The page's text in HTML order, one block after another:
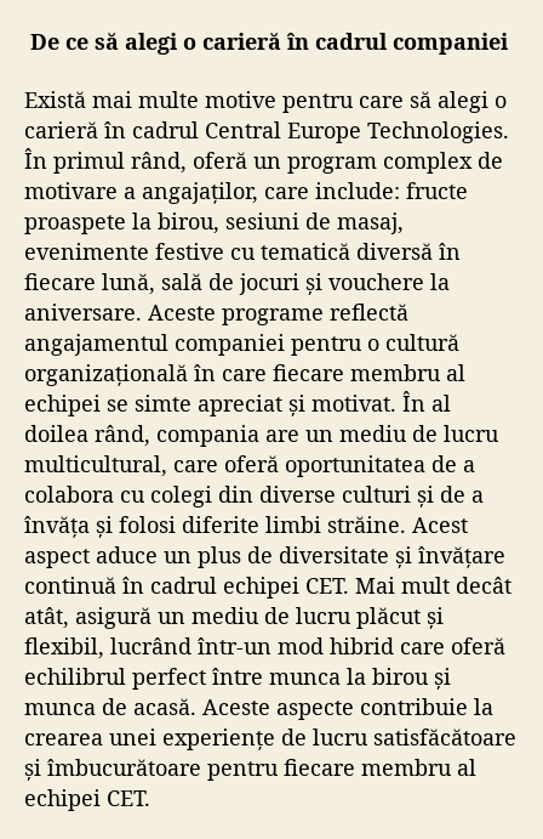
De ce să alegi o carieră în cadrul companiei
Există mai multe motive pentru care să alegi o
carieră în cadrul Central Europe Technologies.
În primul rând, oferă un program complex de
motivare a angajaților, care include: fructe
proaspete la birou, sesiuni de masaj,
evenimente festive cu tematică diversă în
fiecare lună, sală de jocuri și vouchere la
aniversare. Aceste programe reflectă
angajamentul companiei pentru o cultură
organizațională în care fiecare membru al
echipei se simte apreciat și motivat. În al
doilea rând, compania are un mediu de lucru
multicultural, care oferă oportunitatea de a
colabora cu colegi din diverse culturi și de a
învăța și folosi diferite limbi străine. Acest
aspect aduce un plus de diversitate și învățare
continuă în cadrul echipei CET. Mai mult decât
atât, asigură un mediu de lucru plăcut și
flexibil, lucrând într-un mod hibrid care oferă
echilibrul perfect între munca la birou și
munca de acasă. Aceste aspecte contribuie la
crearea unei experiențe de lucru satisfăcătoare
și îmbucurătoare pentru fiecare membru al
echipei CET.